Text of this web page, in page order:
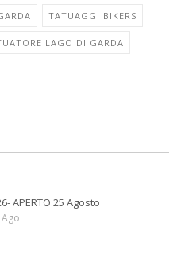
TATUAGGI BIKERS
LAGO DI GARDA
APERTO 25 Agosto